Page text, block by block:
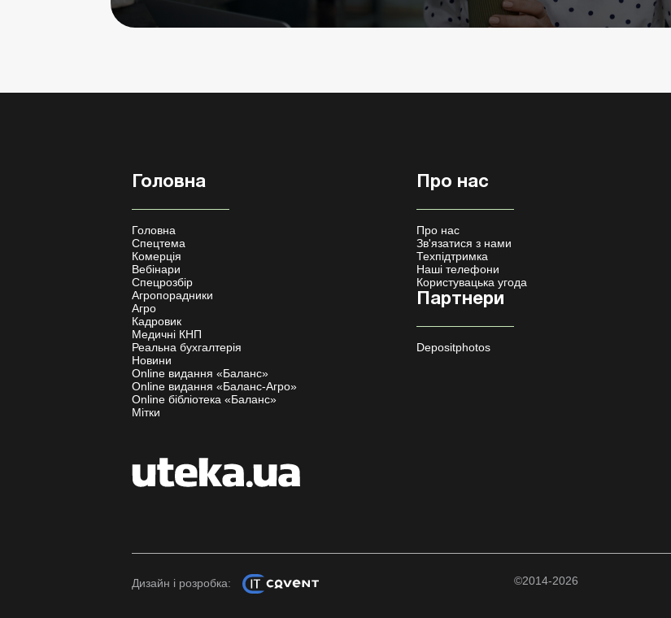
Головна
Головна
Спецтема
Комерція
Вебінари
Спецрозбір
Агропорадники
Агро
Кадровик
Медичні КНП
Реальна бухгалтерія
Новини
Online видання «Баланс»
Online видання «Баланс-Агро»
Online бібліотека «Баланс»
Мітки
Про нас
Про нас
Зв'язатися з нами
Техпідтримка
Наші телефони
Користувацька угода
Партнери
Depositphotos
Дизайн і розробка: ©2014-2026